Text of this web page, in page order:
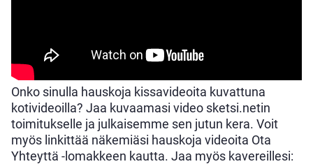
Onko sinulla hauskoja kissavideoita kuvattuna
kotivideoilla? Jaa kuvaamasi video sketsi.netin
toimitukselle ja julkaisemme sen jutun kera. Voit
myös linkittää näkemiäsi hauskoja videoita Ota
Yhteyttä -lomakkeen kautta. Jaa myös kavereillesi: